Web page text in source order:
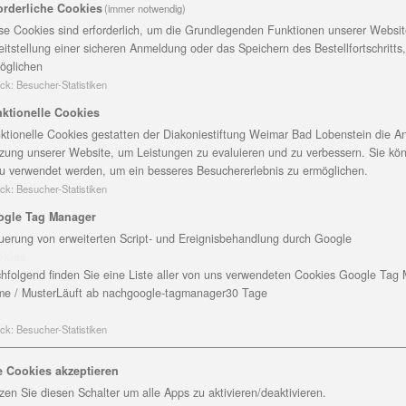
Gottesdienst für ihren Dienst als ehrenamtlicher
der Diakoniestiftung eingesegnet. Sie erhielten ihre
und ganz viel Zuspruch, auch von den schon
Mut anzufangen. Die erste Begleitung wird
dafür gelernt, vertrauen sie auf ihr Gefühl“, ermutigte
mehrmonatigen Kurs zur Begleitung
der Vereinigten Evangelisch-
Josiger, Leiterin des ambulanten
beisteht, in Saalfeld gute Dienste tut und nun auch in
Koordinatorin im Hospizdienst. Beide freuen sich,
den umliegenden Dörfern zu stärken. Sie sind nun
da sein. Manche werden in einem Pflegeheim
Angehörigen da sind oder nur selten Besuch
selbst oder von Angehörigen kontaktiert. „Oft
Angebot im Vorfeld an. Nach der ersten
und überlegen, welcher ehrenamtliche Begleiter
sind, manche gehen über Jahre. Die Aufgaben
hört, die Hand hält oder ein Lied singt, etwas vorliest,
Cookies(immer notwendig)
Cookies sind erforderlich, um die Grundlegenden Funktionen unserer
einer sicheren Anmeldung oder das Speichern des
: Besucher-Statistiken
Cookies
Cookies gestatten der Diakoniestiftung Weimar Bad Lobenstein die
unserer Website, um Leistungen zu evaluieren und zu verbessern. Sie
verwendet werden, um ein besseres Besuchererlebnis zu ermöglichen.
: Besucher-Statistiken
Tag Manager
von erweiterten Script- und Ereignisbehandlung durch Google
finden Sie eine Liste aller von uns verwendeten Cookies Google Tag
/ MusterLäuft ab nachgoogle-tagmanager30 Tage
: Besucher-Statistiken
Cookies akzeptieren
Sie diesen Schalter um alle Apps zu aktivieren/deaktivieren.